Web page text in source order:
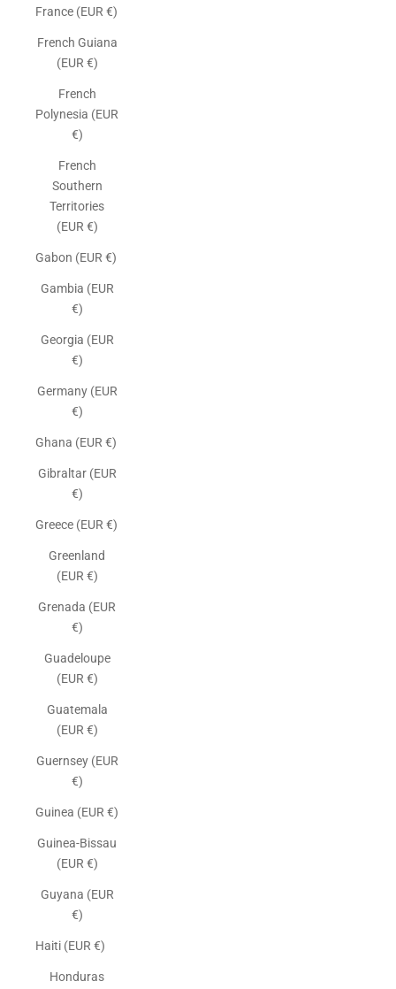
France (EUR €)
French Guiana
(EUR €)
French
Polynesia (EUR
€)
French
Southern
Territories
(EUR €)
Gabon (EUR €)
Gambia (EUR
€)
Georgia (EUR
€)
Germany (EUR
€)
Ghana (EUR €)
Gibraltar (EUR
€)
Greece (EUR €)
Greenland
(EUR €)
Grenada (EUR
€)
Guadeloupe
(EUR €)
Guatemala
(EUR €)
Guernsey (EUR
€)
Guinea (EUR €)
Guinea-Bissau
(EUR €)
Guyana (EUR
€)
Haiti (EUR €)
Honduras